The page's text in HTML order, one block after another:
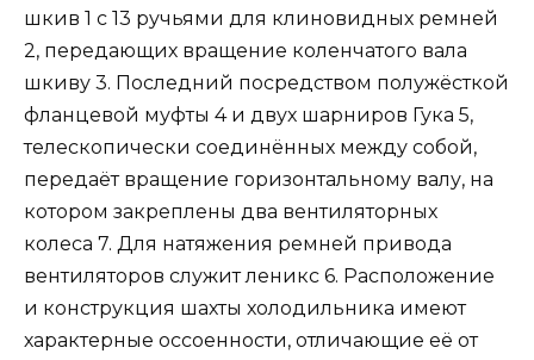
шкив 1 с 13 ручьями для клиновидных ремней
2, передающих вращение коленчатого вала
шкиву 3. Последний посредством полужёсткой
фланцевой муфты 4 и двух шарниров Гука 5,
телескопически соединённых между собой,
передаёт вращение горизонтальному валу, на
котором закреплены два вентиляторных
колеса 7. Для натяжения ремней привода
вентиляторов служит леникс 6. Расположение
и конструкция шахты холодильника имеют
характерные оссоенности, отличающие её от